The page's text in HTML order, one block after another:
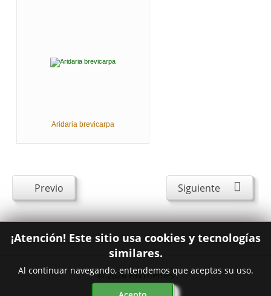
Aridaria brevicarpa
Previo Siguiente
© 2026FavThemes
¡Atención! Este sitio usa cookies y tecnologías
similares.
Al continuar navegando, entendemos que aceptas su uso.